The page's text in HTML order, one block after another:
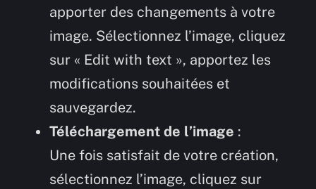
apporter des changements à votre
image. Sélectionnez l’image, cliquez
sur « Edit with text », apportez les
modifications souhaitées et
sauvegardez.
Téléchargement de l’image :
Une fois satisfait de votre création,
sélectionnez l’image, cliquez sur